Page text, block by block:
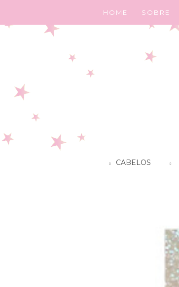
HOME SOBRE
CABELOS